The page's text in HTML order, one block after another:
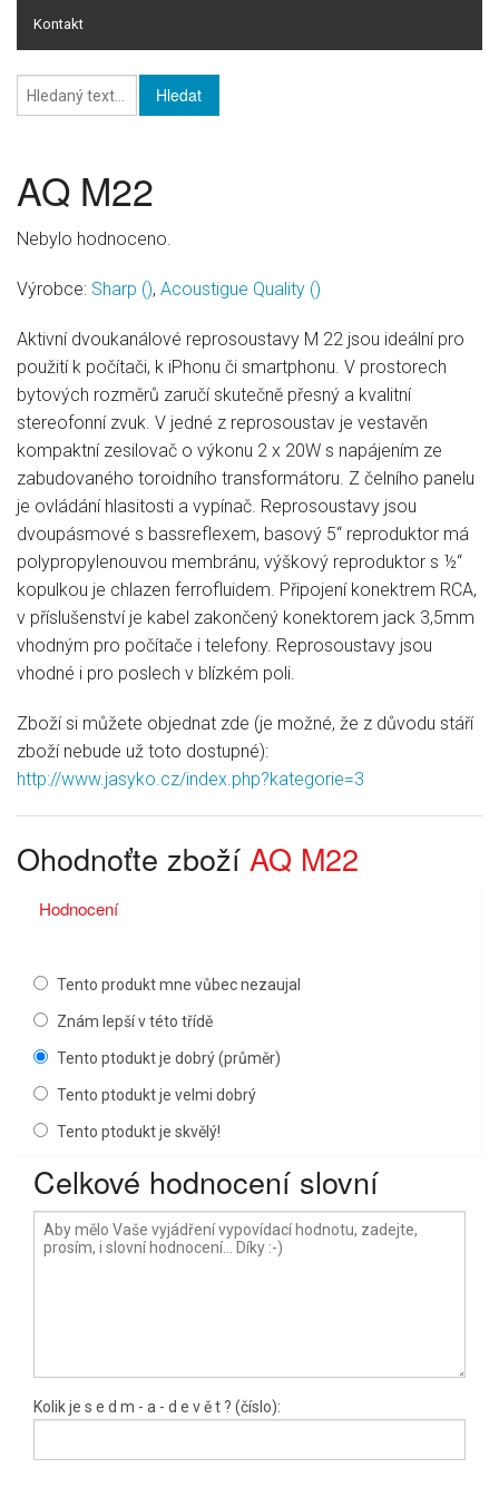
Kontakt
Online rating
AQ M22
Nebylo hodnoceno.
Výrobce: Sharp (), Acoustigue Quality ()
Aktivní dvoukanálové reprosoustavy M 22 jsou ideální pro
použití k počítači, k iPhonu či smartphonu. V prostorech
bytových rozměrů zaručí skutečně přesný a kvalitní
stereofonní zvuk. V jedné z reprosoustav je vestavěn
kompaktní zesilovač o výkonu 2 x 20W s napájením ze
zabudovaného toroidního transformátoru. Z čelního panelu
je ovládání hlasitosti a vypínač. Reprosoustavy jsou
dvoupásmové s bassreflexem, basový 5“ reproduktor má
polypropylenouvou membránu, výškový reproduktor s ½“
kopulkou je chlazen ferrofluidem. Připojení konektrem RCA,
v příslušenství je kabel zakončený konektorem jack 3,5mm
vhodným pro počítače i telefony. Reprosoustavy jsou
vhodné i pro poslech v blízkém poli.
Zboží si můžete objednat zde (je možné, že z důvodu stáří
zboží nebude už toto dostupné):
http://www.jasyko.cz/index.php?kategorie=3
Ohodnoťte zboží AQ M22
Hodnocení
Tento produkt mne vůbec nezaujal
Znám lepší v této třídě
Tento ptodukt je dobrý (průměr)
Tento ptodukt je velmi dobrý
Tento ptodukt je skvělý!
Celkové hodnocení slovní
Kolik je s e d m - a - d e v ě t ? (číslo):